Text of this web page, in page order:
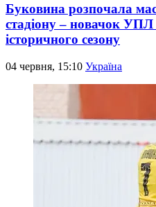
Буковина розпочала
стадіону – новачок УПЛ
історичного сезону
04 червня, 15:10 Україна